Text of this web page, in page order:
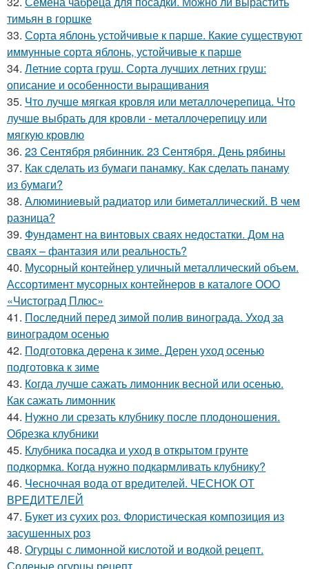
тимьян в горшке
33. Сорта яблонь устойчивые к парше. Какие существуют
иммунные сорта яблонь, устойчивые к парше
34. Летние сорта груш. Сорта лучших летних груш:
описание и особенности выращивания
35. Что лучше мягкая кровля или металлочерепица. Что
лучше выбрать для кровли - металлочерепицу или
мягкую кровлю
36. 23 Сентября рябинник. 23 Сентября. День рябины
37. Как сделать из бумаги панамку. Как сделать панаму
из бумаги?
38. Алюминиевый радиатор или биметаллический. В чем
разница?
39. Фундамент на винтовых сваях недостатки. Дом на
сваях – фантазия или реальность?
40. Мусорный контейнер уличный металлический объем.
Ассортимент мусорных контейнеров в каталоге ООО
«Чистоград Плюс»
41. Последний перед зимой полив винограда. Уход за
виноградом осенью
42. Подготовка дерена к зиме. Дерен уход осенью
подготовка к зиме
43. Когда лучше сажать лимонник весной или осенью.
Как сажать лимонник
44. Нужно ли срезать клубнику после плодоношения.
Обрезка клубники
45. Клубника посадка и уход в открытом грунте
подкормка. Когда нужно подкармливать клубнику?
46. Чесночная вода от вредителей. ЧЕСНОК ОТ
ВРЕДИТЕЛЕЙ
47. Букет из сухих роз. Флористическая композиция из
засушенных роз
48. Огурцы с лимонной кислотой и водкой рецепт.